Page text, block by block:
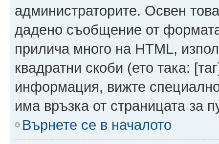
администраторите. Освен
дадено съобщение от
прилича много на HTML,
квадратни скоби (ето така:
информация, вижте
има връзка от страницата за
Върнете се в началото